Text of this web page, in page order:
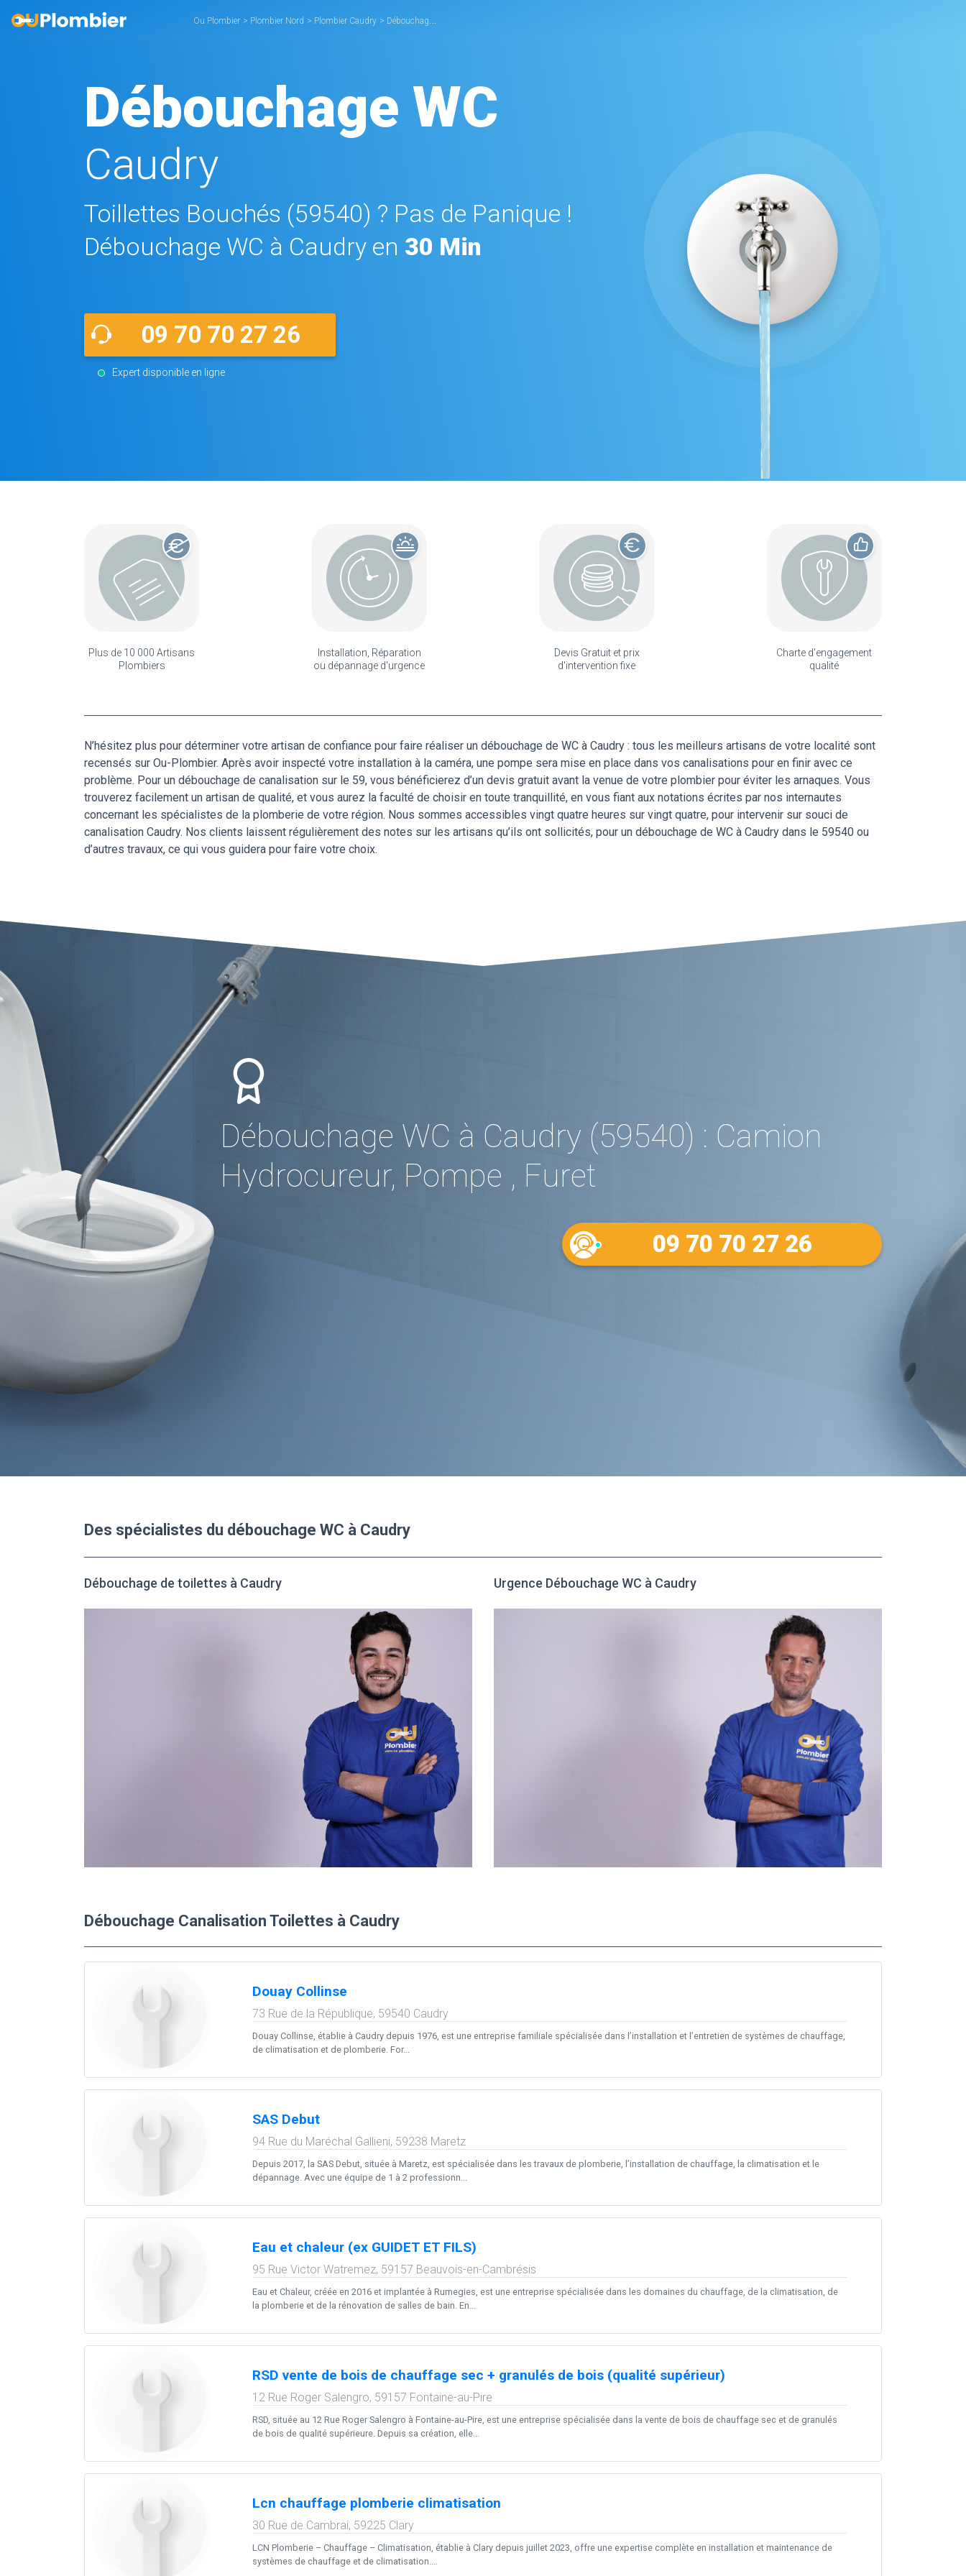
Ou Plombier > Plombier Nord > Plombier Caudry > Débouchage WC Caudry
Débouchage WC
Caudry
Toillettes Bouchés (59540) ? Pas de Panique !
Débouchage WC à Caudry en 30 Min
09 70 70 27 26
Expert disponible en ligne
Plus de 10 000 Artisans
Plombiers
Installation, Réparation
ou dépannage d'urgence
Devis Gratuit et prix
d'intervention fixe
Charte d'engagement
qualité
N’hésitez plus pour déterminer votre artisan de confiance pour faire réaliser un débouchage de WC à Caudry : tous les meilleurs artisans de votre localité sont
recensés sur Ou-Plombier. Après avoir inspecté votre installation à la caméra, une pompe sera mise en place dans vos canalisations pour en finir avec ce
problème. Pour un débouchage de canalisation sur le 59, vous bénéficierez d’un devis gratuit avant la venue de votre plombier pour éviter les arnaques. Vous
trouverez facilement un artisan de qualité, et vous aurez la faculté de choisir en toute tranquillité, en vous fiant aux notations écrites par nos internautes
concernant les spécialistes de la plomberie de votre région. Nous sommes accessibles vingt quatre heures sur vingt quatre, pour intervenir sur souci de
canalisation Caudry. Nos clients laissent régulièrement des notes sur les artisans qu’ils ont sollicités, pour un débouchage de WC à Caudry dans le 59540 ou
d’autres travaux, ce qui vous guidera pour faire votre choix.
Débouchage WC à Caudry (59540) : Camion
Hydrocureur, Pompe , Furet
09 70 70 27 26
Des spécialistes du débouchage WC à Caudry
Débouchage de toilettes à Caudry Urgence Débouchage WC à Caudry
Débouchage Canalisation Toilettes à Caudry
Douay Collinse
73 Rue de la République, 59540 Caudry
Douay Collinse, établie à Caudry depuis 1976, est une entreprise familiale spécialisée dans l’installation et l’entretien de systèmes de chauffage,
de climatisation et de plomberie. For...
SAS Debut
94 Rue du Maréchal Gallieni, 59238 Maretz
Depuis 2017, la SAS Debut, située à Maretz, est spécialisée dans les travaux de plomberie, l’installation de chauffage, la climatisation et le
dépannage. Avec une équipe de 1 à 2 professionn...
Eau et chaleur (ex GUIDET ET FILS)
95 Rue Victor Watremez, 59157 Beauvois-en-Cambrésis
Eau et Chaleur, créée en 2016 et implantée à Rumegies, est une entreprise spécialisée dans les domaines du chauffage, de la climatisation, de
la plomberie et de la rénovation de salles de bain. En...
RSD vente de bois de chauffage sec + granulés de bois (qualité supérieur)
12 Rue Roger Salengro, 59157 Fontaine-au-Pire
RSD, située au 12 Rue Roger Salengro à Fontaine-au-Pire, est une entreprise spécialisée dans la vente de bois de chauffage sec et de granulés
de bois de qualité supérieure. Depuis sa création, elle...
Lcn chauffage plomberie climatisation
30 Rue de Cambrai, 59225 Clary
LCN Plomberie – Chauffage – Climatisation, établie à Clary depuis juillet 2023, offre une expertise complète en installation et maintenance de
systèmes de chauffage et de climatisation....